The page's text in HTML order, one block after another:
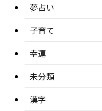
夢占い
子育て
幸運
未分類
漢字